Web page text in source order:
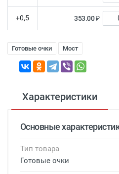
+0,5 353.00 ₽
Готовые очки Мост
Характеристики
Основные
Тип товара
Готовые очки